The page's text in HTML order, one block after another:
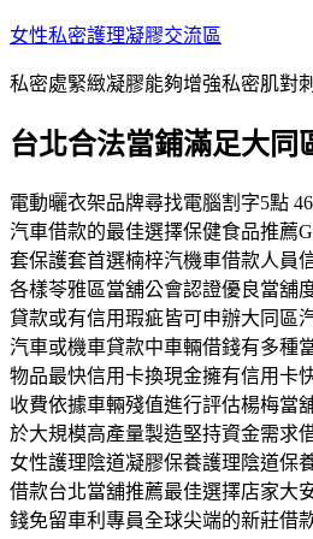
跳
主
內
女性私密護理凝膠交流區
私密處緊緻凝膠能夠增強私密肌對
台北合法當鋪滿足大同
電動曬衣架品牌尋找電腦割字5點
汽車借款的最佳選擇保健食品推薦
套保護套首選楠梓汽機車借款人員
各樣苓雅區當舖公會認證優良當舖
貸款或有信用瑕疵皆可申辦大同區
汽車或機車貸款中車輛借錢有多種
物品最快信用卡換現金擁有信用卡
收費依據車輛殘值進行評估楊梅當
於大規模高產量製造堅持資金需求
女性護理陰道凝膠保養護理陰道保
借款台北當舖推薦最佳選擇店家大
錢免留車利專員全球尖端的新莊借